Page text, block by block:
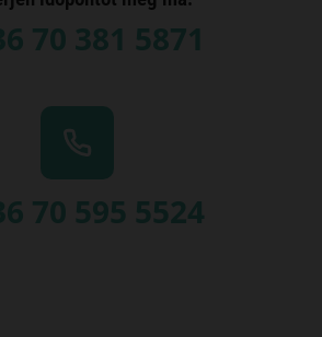
70 381 5871
70 595 5524